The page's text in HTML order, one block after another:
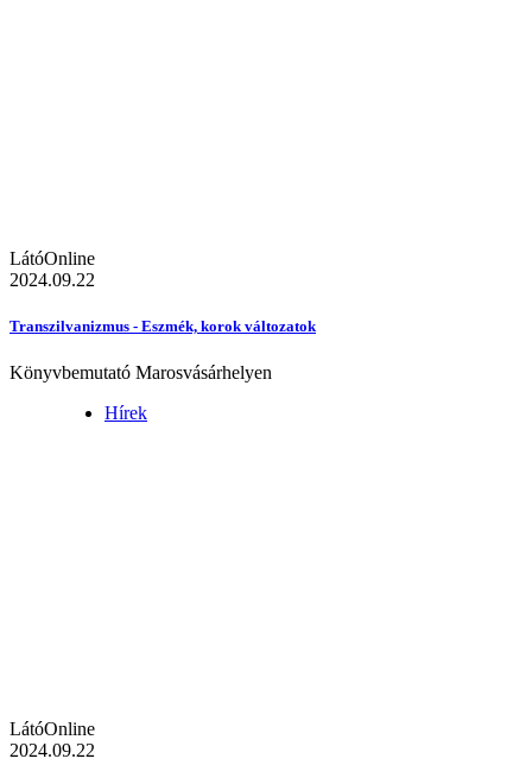
LátóOnline
2024.09.22
Transzilvanizmus - Eszmék, korok változatok
Könyvbemutató Marosvásárhelyen
Hírek
LátóOnline
2024.09.22